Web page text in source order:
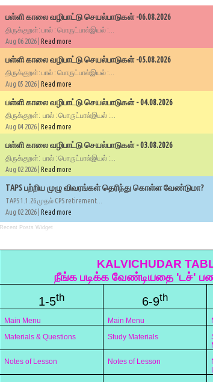
பள்ளி காலை வழிபாட்டு செயல்பாடுகள் -06.08.2026
திருக்குறள்: பால் : பொருட்பால்இயல் :...
Aug 06 2026 | Read more
பள்ளி காலை வழிபாட்டு செயல்பாடுகள் -05.08.2026
திருக்குறள்: பால் : பொருட்பால்இயல் :...
Aug 05 2026 | Read more
பள்ளி காலை வழிபாட்டு செயல்பாடுகள் - 04.08.2026
திருக்குறள்: பால் : பொருட்பால்இயல் :...
Aug 04 2026 | Read more
பள்ளி காலை வழிபாட்டு செயல்பாடுகள் - 03.08.2026
திருக்குறள்: பால் : பொருட்பால்இயல் :...
Aug 02 2026 | Read more
TAPS பற்றிய முழு விவரங்கள் தெரிந்து கொள்ள வேண்டுமா?
TAPS 1.1.26 முதல் CPS retirement...
Aug 02 2026 | Read more
Recent Posts Widget
KALVICHUDAR
நீங்க படிக்க வேண்டியதை 'டச்'
1-5th 6-9th
Main Menu Main Menu
Materials & Questions
Study Materials
Notes of Lesson
Notes of Lesson